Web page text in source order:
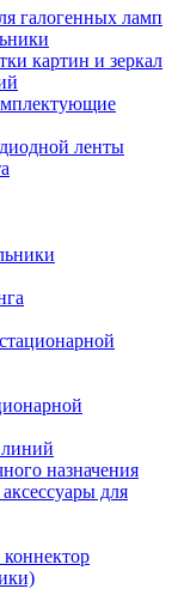
галогенных ламп
картин и зеркал
ленты
назначения
для